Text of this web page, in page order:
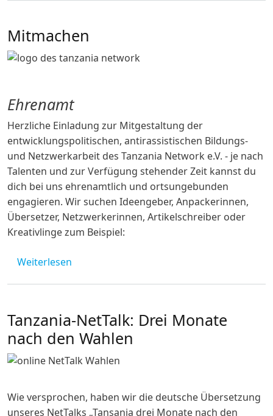
Mitmachen
Ehrenamt
Herzliche Einladung zur Mitgestaltung der
entwicklungspolitischen, antirassistischen Bildungs-
und Netzwerkarbeit des Tanzania Network e.V. - je nach
Talenten und zur Verfügung stehender Zeit kannst du
dich bei uns ehrenamtlich und ortsungebunden
engagieren. Wir suchen Ideengeber, Anpackerinnen,
Übersetzer, Netzwerkerinnen, Artikelschreiber oder
Kreativlinge zum Beispiel:
Weiterlesen
Tanzania-NetTalk: Drei Monate
nach den Wahlen
Wie versprochen, haben wir die deutsche Übersetzung
unseres NetTalks „Tansania drei Monate nach den